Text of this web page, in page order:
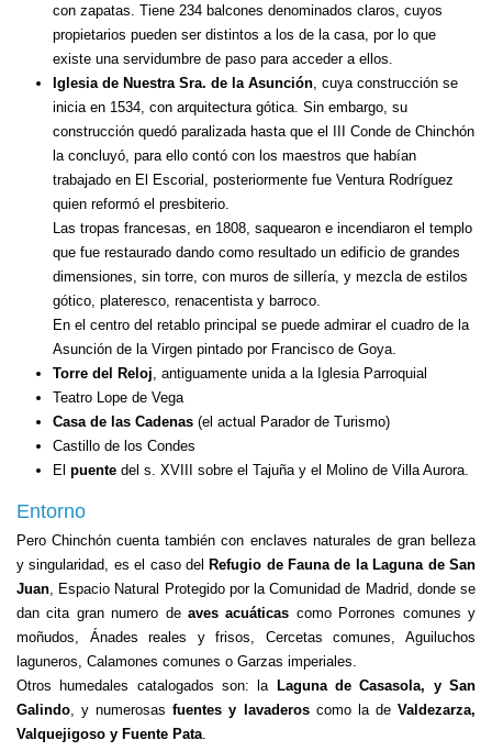
con zapatas. Tiene 234 balcones denominados claros, cuyos
propietarios pueden ser distintos a los de la casa, por lo que
existe una servidumbre de paso para acceder a ellos.
Iglesia de Nuestra Sra. de la Asunción, cuya construcción se
inicia en 1534, con arquitectura gótica. Sin embargo, su
construcción quedó paralizada hasta que el III Conde de Chinchón
la concluyó, para ello contó con los maestros que habían
trabajado en El Escorial, posteriormente fue Ventura Rodríguez
quien reformó el presbiterio.
Las tropas francesas, en 1808, saquearon e incendiaron el templo
que fue restaurado dando como resultado un edificio de grandes
dimensiones, sin torre, con muros de sillería, y mezcla de estilos
gótico, plateresco, renacentista y barroco.
En el centro del retablo principal se puede admirar el cuadro de la
Asunción de la Virgen pintado por Francisco de Goya.
Torre del Reloj, antiguamente unida a la Iglesia Parroquial
Teatro Lope de Vega
Casa de las Cadenas(el actual Parador de Turismo)
Castillo de los Condes
El puentedel s. XVIII sobre el Tajuña y el Molino de Villa Aurora.
Entorno
Pero Chinchón cuenta también con enclaves naturales de gran belleza
y singularidad, es el caso del Refugio de Fauna de la Laguna de San
Juan, Espacio Natural Protegido por la Comunidad de Madrid, donde se
dan cita gran numero de aves acuáticas como Porrones comunes y
moñudos, Ánades reales y frisos, Cercetas comunes, Aguiluchos
laguneros, Calamones comunes o Garzas imperiales.
Otros humedales catalogados son: la Laguna de Casasola, y San
Galindo, y numerosasfuentes y lavaderoscomo la deValdezarza,
Valquejigoso y Fuente Pata.